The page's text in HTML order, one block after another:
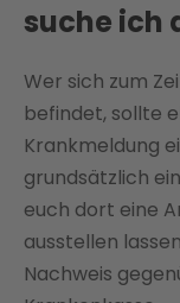
suche ich
Wer sich zum
befindet, sollte
Krankmeldung
grundsätzlich
euch dort eine
ausstellen
Nachweis